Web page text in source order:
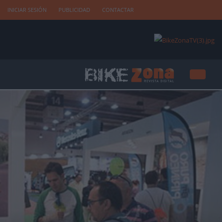
INICIAR SESIÓN PUBLICIDAD CONTACTAR